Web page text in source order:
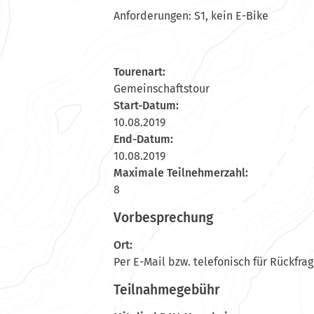
Anforderungen: S1, kein E-Bike
Tourenart:
Gemeinschaftstour
Start-Datum:
10.08.2019
End-Datum:
10.08.2019
Maximale Teilnehmerzahl:
8
Vorbesprechung
Ort:
Per E-Mail bzw. telefonisch für
Teilnahmegebühr